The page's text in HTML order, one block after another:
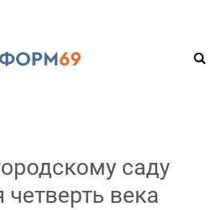
саду
четверть века